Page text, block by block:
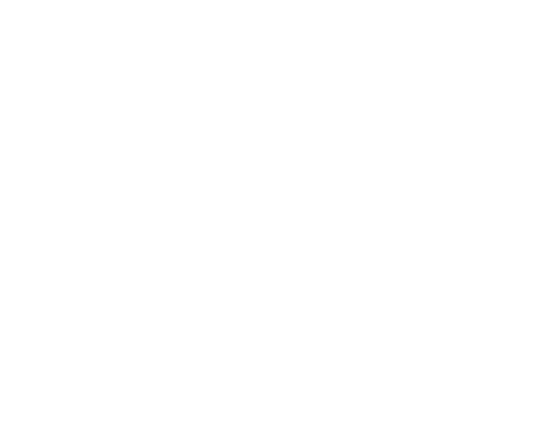
et/ou des textes non structurés dans des balises de
agrandi à 200%.
de fond définie sans couleur de police associée.
pertes d’informations lorsque le texte est agrandi à 400%.
d'espacement sont appliquées.
être survolé et/ou masqué avec la touche ESC et/ou disparaît
invitationOptionSelection)